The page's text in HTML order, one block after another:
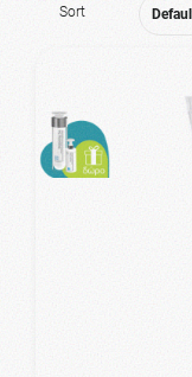
Sort